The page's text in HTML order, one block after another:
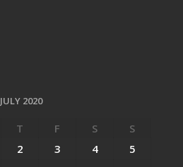
JULY 2020
T F S
S
2 3 4
5